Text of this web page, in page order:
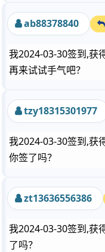
ab88378840
我2024-03-30签到,获
再来试试手气吧？
tzy18315301977
我2024-03-30签到,获
你签了吗？
zt13636556386
我2024-03-30签到,获
了吗？